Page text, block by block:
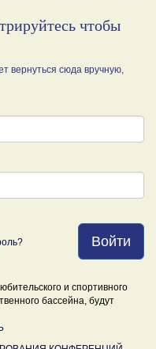
чтобы
вернуться сюда вручную,
Войти
и спортивного
бассейна, будут